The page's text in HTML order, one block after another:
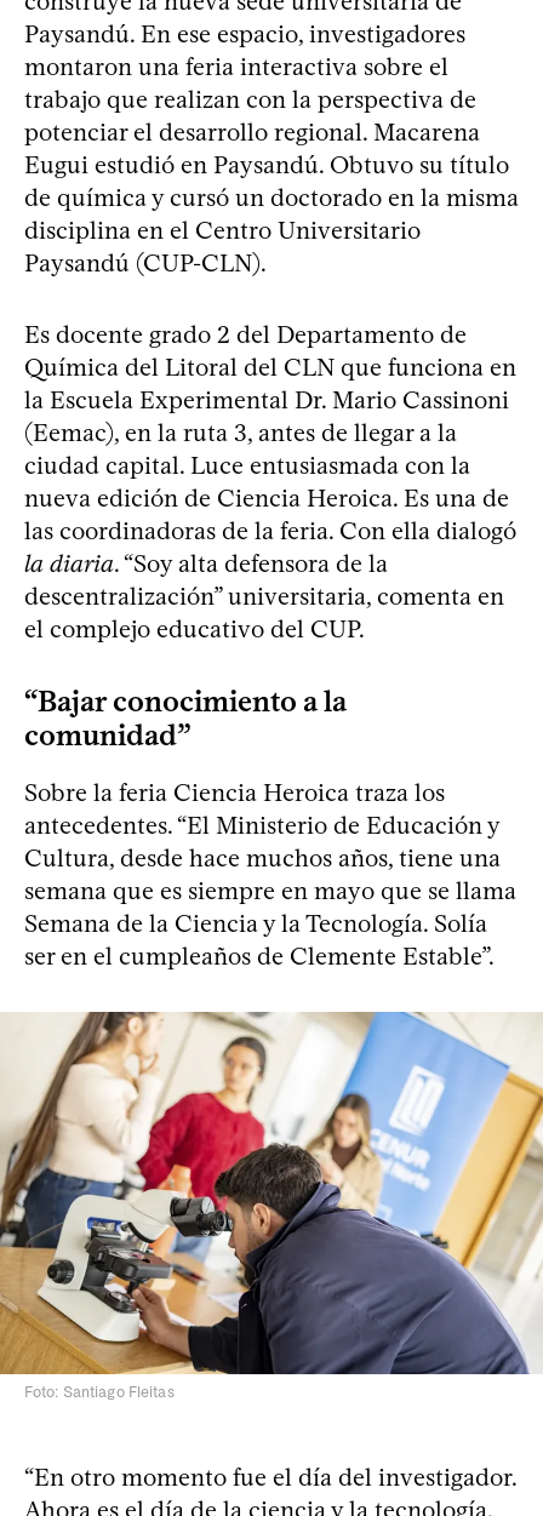
Paysandú. En ese espacio, investigadores
montaron una feria interactiva sobre el
trabajo que realizan con la perspectiva de
potenciar el desarrollo regional. Macarena
Eugui estudió en Paysandú. Obtuvo su título
de química y cursó un doctorado en la misma
disciplina en el Centro Universitario
Paysandú (CUP-CLN).
Es docente grado 2 del Departamento de
Química del Litoral del CLN que funciona en
la Escuela Experimental Dr. Mario Cassinoni
(Eemac), en la ruta 3, antes de llegar a la
ciudad capital. Luce entusiasmada con la
nueva edición de Ciencia Heroica. Es una de
las coordinadoras de la feria. Con ella dialogó
la diaria. “Soy alta defensora de la
descentralización” universitaria, comenta en
el complejo educativo del CUP.
“Bajar conocimiento a la
comunidad”
Sobre la feria Ciencia Heroica traza los
antecedentes. “El Ministerio de Educación y
Cultura, desde hace muchos años, tiene una
semana que es siempre en mayo que se llama
Semana de la Ciencia y la Tecnología. Solía
ser en el cumpleaños de Clemente Estable”.
Foto: Santiago Fleitas
“En otro momento fue el día del investigador.
Ahora es el día de la ciencia y la tecnología.